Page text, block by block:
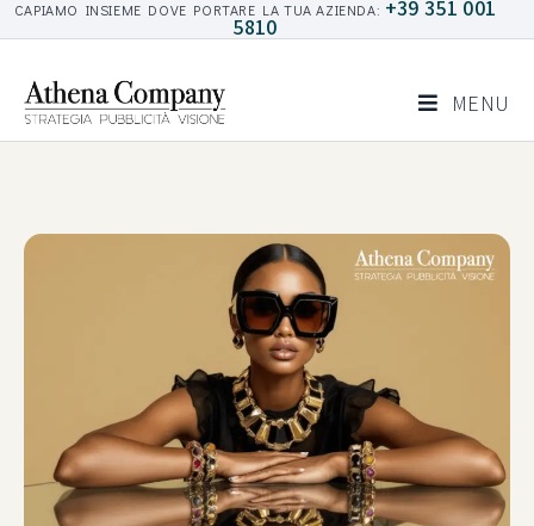
CAPIAMO INSIEME DOVE PORTARE LA TUA AZIENDA: +39 351 001
5810
MENU